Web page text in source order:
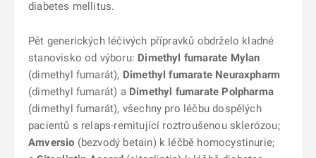
diabetes mellitus.
Pět generických léčivých přípravků obdrželo kladné
stanovisko od výboru: Dimethyl fumarate Mylan
(dimethyl fumarát), Dimethyl fumarate Neuraxpharm
(dimethyl fumarát) a Dimethyl fumarate Polpharma
(dimethyl fumarát), všechny pro léčbu dospělých
pacientů s relaps-remitující roztroušenou sklerózou;
Amversio (bezvodý betain) k léčbě homocystinurie;